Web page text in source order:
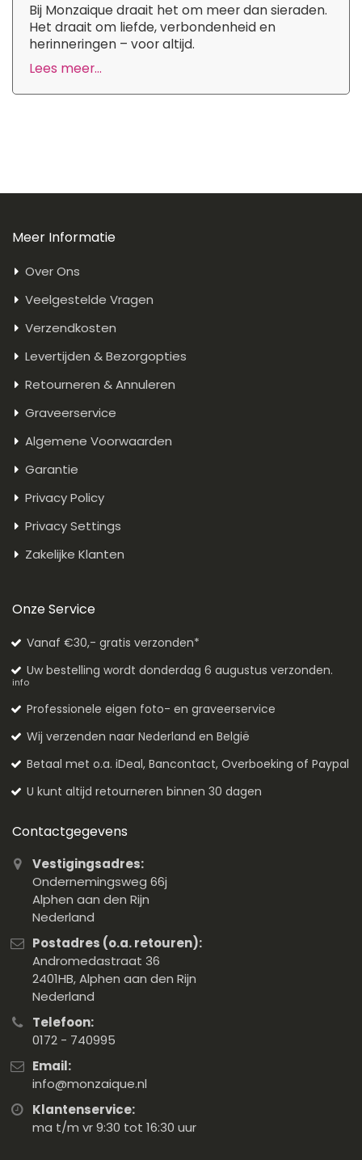
Bij Monzaique draait het om meer dan sieraden.
Het draait om liefde, verbondenheid en
herinneringen – voor altijd.
Lees meer...
Meer Informatie
Over Ons
Veelgestelde Vragen
Verzendkosten
Levertijden & Bezorgopties
Retourneren & Annuleren
Graveerservice
Algemene Voorwaarden
Garantie
Privacy Policy
Privacy Settings
Zakelijke Klanten
Onze Service
Vanaf €30,- gratis verzonden*
Uw bestelling wordt donderdag 6 augustus verzonden.
info
Professionele eigen foto- en graveerservice
Wij verzenden naar Nederland en België
Betaal met o.a. iDeal, Bancontact, Overboeking of Paypal
U kunt altijd retourneren binnen 30 dagen
Contactgegevens
Vestigingsadres:
Ondernemingsweg 66j
Alphen aan den Rijn
Nederland
Postadres (o.a. retouren):
Andromedastraat 36
2401HB, Alphen aan den Rijn
Nederland
Telefoon:
0172 - 740995
Email:
info@monzaique.nl
Klantenservice:
ma t/m vr 9:30 tot 16:30 uur